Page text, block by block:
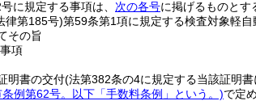
に規定する事項は、 次の各号に掲げるものとす
律第185号)第59条第1項に規定する検査対象軽
その旨
項
明書の交付(法第382条の4に規定する当該証明
例第62号。以下「手数料条例」という。)で定